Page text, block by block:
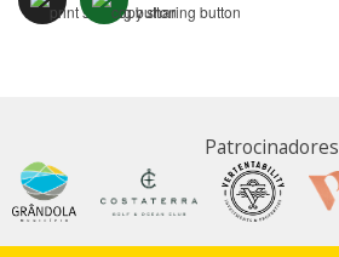
Patrocinadores